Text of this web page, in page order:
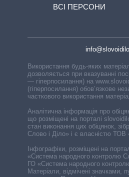
ВСІ ПЕРСОНИ
Використання будь-яких
дозволяється при вказуванні
— гіперпосилання) на
(гіперпосилання) обов’язкове
часткового використання
Аналітична інформація про
що розміщені на порталі
стан виконання цих обіцянок,
Слово і Діло» і є власністю ТОВ
Інфографіки, розміщені на
«Система народного контролю
ГО «Система народного
Матеріали, відмічені значками,